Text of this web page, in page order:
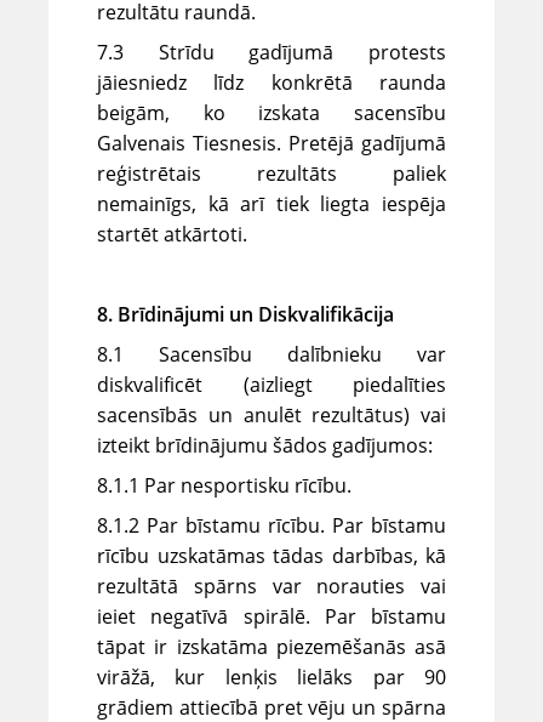
rezultātu raundā.
7.3 Strīdu gadījumā protests
jāiesniedz līdz konkrētā raunda
beigām, ko izskata sacensību
Galvenais Tiesnesis. Pretējā gadījumā
reģistrētais rezultāts paliek
nemainīgs, kā arī tiek liegta iespēja
startēt atkārtoti.
8. Brīdinājumi un Diskvalifikācija
8.1 Sacensību dalībnieku var
diskvalificēt (aizliegt piedalīties
sacensībās un anulēt rezultātus) vai
izteikt brīdinājumu šādos gadījumos:
8.1.1 Par nesportisku rīcību.
8.1.2 Par bīstamu rīcību. Par bīstamu
rīcību uzskatāmas tādas darbības, kā
rezultātā spārns var norauties vai
ieiet negatīvā spirālē. Par bīstamu
tāpat ir izskatāma piezemēšanās asā
virāžā, kur lenķis lielāks par 90
grādiem attiecībā pret vēju un spārna